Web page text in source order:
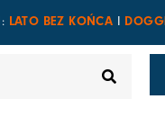
LATO BEZ KOŃCA